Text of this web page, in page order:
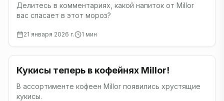
Делитесь в комментариях, какой напиток от Millor
вас спасает в этот мороз?
21 января 2026 г. 1 мин
Новости
Кукисы теперь в кофейнях Millor!
В ассортименте кофеен Millor появились хрустящие
кукисы.